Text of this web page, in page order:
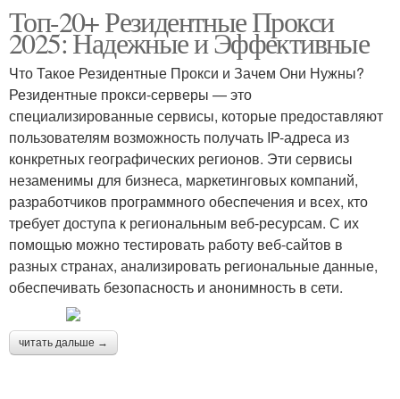
Топ-20+ Резидентные Прокси
2025: Надежные и Эффективные
Что Такое Резидентные Прокси и Зачем Они Нужны?
Резидентные прокси-серверы — это
специализированные сервисы, которые предоставляют
пользователям возможность получать IP-адреса из
конкретных географических регионов. Эти сервисы
незаменимы для бизнеса, маркетинговых компаний,
разработчиков программного обеспечения и всех, кто
требует доступа к региональным веб-ресурсам. С их
помощью можно тестировать работу веб-сайтов в
разных странах, анализировать региональные данные,
обеспечивать безопасность и анонимность в сети.
читать дальше →